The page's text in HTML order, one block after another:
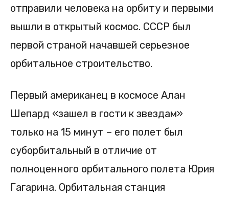
отправили человека на орбиту и первыми
вышли в открытый космос. СССР был
первой страной начавшей серьезное
орбитальное строительство.
Первый американец в космосе Алан
Шепард «зашел в гости к звездам»
только на 15 минут – его полет был
суборбитальный в отличие от
полноценного орбитального полета Юрия
Гагарина. Орбитальная станция